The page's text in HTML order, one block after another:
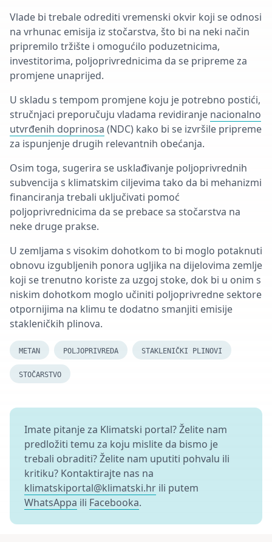
Vlade bi trebale odrediti vremenski okvir koji se odnosi
na vrhunac emisija iz stočarstva, što bi na neki način
pripremilo tržište i omogućilo poduzetnicima,
investitorima, poljoprivrednicima da se pripreme za
promjene unaprijed.
U skladu s tempom promjene koju je potrebno postići,
stručnjaci preporučuju vladama revidiranje nacionalno
utvrđenih doprinosa (NDC) kako bi se izvršile pripreme
za ispunjenje drugih relevantnih obećanja.
Osim toga, sugerira se usklađivanje poljoprivrednih
subvencija s klimatskim ciljevima tako da bi mehanizmi
financiranja trebali uključivati pomoć
poljoprivrednicima da se prebace sa stočarstva na
neke druge prakse.
U zemljama s visokim dohotkom to bi moglo potaknuti
obnovu izgubljenih ponora ugljika na dijelovima zemlje
koji se trenutno koriste za uzgoj stoke, dok bi u onim s
niskim dohotkom moglo učiniti poljoprivredne sektore
otpornijima na klimu te dodatno smanjiti emisije
stakleničkih plinova.
METAN POLJOPRIVREDA STAKLENIČKI PLINOVI
STOČARSTVO
Imate pitanje za Klimatski portal? Želite nam
predložiti temu za koju mislite da bismo je
trebali obraditi? Želite nam uputiti pohvalu ili
kritiku? Kontaktirajte nas na
klimatskiportal@klimatski.hr ili putem
WhatsAppa ili Facebooka.